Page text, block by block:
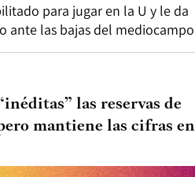
para jugar en la U y le da
ante las bajas del mediocampo
las reservas de
mantiene las cifras en